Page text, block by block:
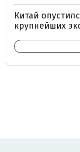
Китай
крупнейших